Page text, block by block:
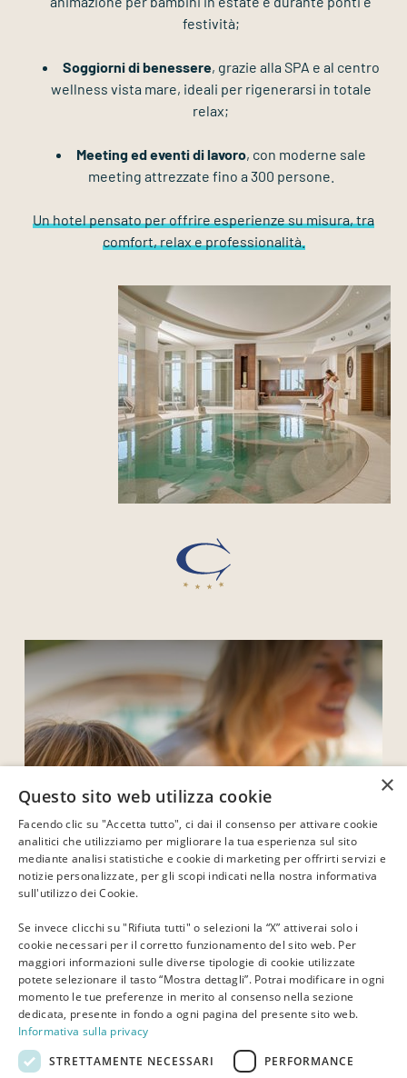
festività;
Soggiorni di benessere, grazie alla SPA e al centro
wellness vista mare, ideali per rigenerarsi in totale
relax;
Meeting ed eventi di lavoro, con moderne sale
meeting attrezzate fino a 300 persone.
Un hotel pensato per offrire esperienze su misura, tra
comfort, relax e professionalità.
Soggiorni di piacere
Corallo è uno dei primi family hotel di Riccione, qui le
famiglie trovano una seconda casa.
×
Questo sito web utilizza cookie
Facendo clic su "Accetta tutto", ci dai il consenso per attivare cookie
analitici che utilizziamo per migliorare la tua esperienza sul sito
mediante analisi statistiche e cookie di marketing per offrirti servizi e
notizie personalizzate, per gli scopi indicati nella nostra informativa
sull'utilizzo dei Cookie.
Se invece clicchi su "Rifiuta tutti" o selezioni la “X” attiverai solo i
cookie necessari per il corretto funzionamento del sito web. Per
maggiori informazioni sulle diverse tipologie di cookie utilizzate
potete selezionare il tasto “Mostra dettagli”. Potrai modificare in ogni
momento le tue preferenze in merito al consenso nella sezione
dedicata, presente in fondo a ogni pagina del presente sito web.
Informativa sulla privacy
STRETTAMENTE NECESSARI
PERFORMANCE